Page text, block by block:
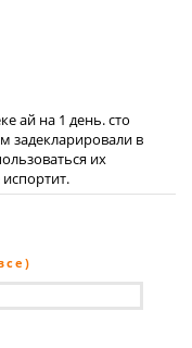
ай на 1 день. сто
задекларировали в
их